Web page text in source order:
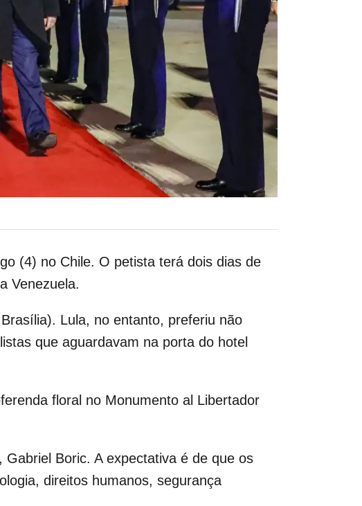
(4) no Chile. O petista terá dois dias de
Venezuela.
Lula, no entanto, preferiu não
que aguardavam na porta do hotel
floral no Monumento al Libertador
Boric. A expectativa é de que os
direitos humanos, segurança